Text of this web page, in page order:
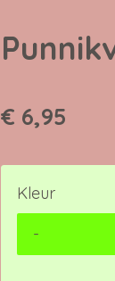
€ 6,95
Kleur